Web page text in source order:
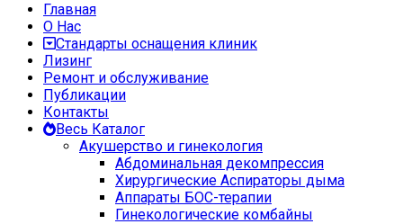
Главная
О Нас
Стандарты оснащения клиник
Лизинг
Ремонт и обслуживание
Публикации
Контакты
Весь Каталог
Акушерство и гинекология
Абдоминальная декомпрессия
Хирургические Аспираторы дыма
Аппараты БОС-терапии
Гинекологические комбайны